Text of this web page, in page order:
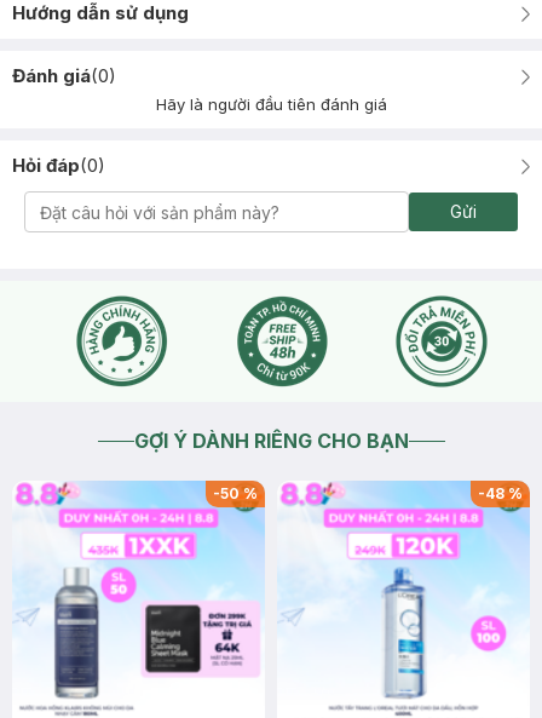
Hướng dẫn sử dụng
Đánh giá(0)
Hãy là người đầu tiên đánh giá
Hỏi đáp(0)
Gửi
GỢI Ý DÀNH RIÊNG CHO BẠN
-50% -48%